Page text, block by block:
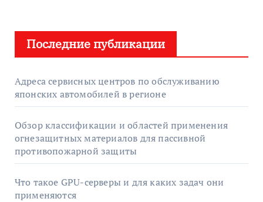
Последние публикации
Адреса сервисных центров по обслуживанию
японских автомобилей в регионе
Обзор классификации и областей применения
огнезащитных материалов для пассивной
противопожарной защиты
Что такое GPU-серверы и для каких задач они
применяются